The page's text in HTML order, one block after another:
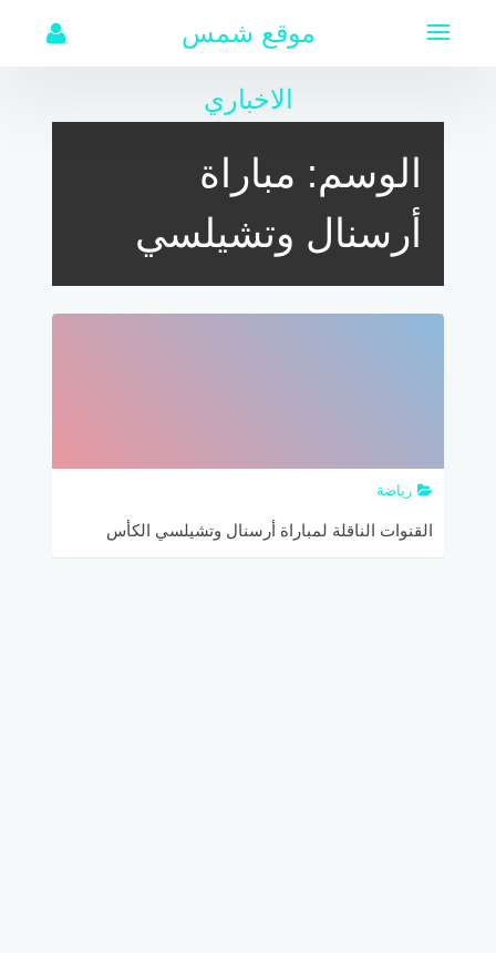
موقع شمس
الاخباري
الوسم: مباراة
أرسنال وتشيلسي
رياضة
القنوات الناقلة لمباراة أرسنال وتشيلسي الكأس